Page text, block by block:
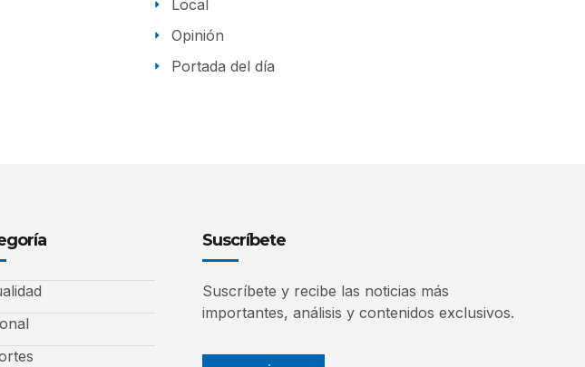
Local
Opinión
Portada del día
Suscríbete
Suscríbete y recibe las noticias más
importantes, análisis y contenidos exclusivos.